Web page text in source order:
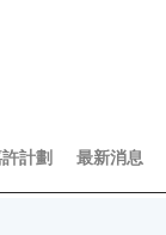
計劃 最新消息